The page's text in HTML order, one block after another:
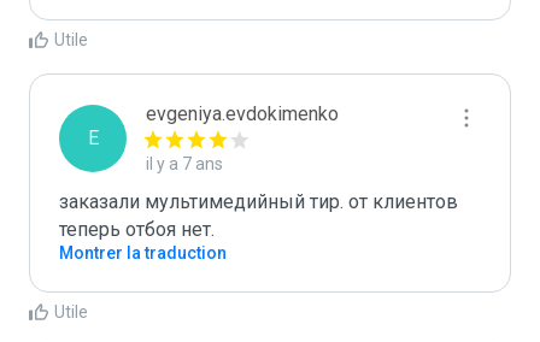
Utile
E
evgeniya.evdokimenko
il y a 7 ans
заказали мультимедийный тир. от клиентов
теперь отбоя нет.
Montrer la traduction
Utile